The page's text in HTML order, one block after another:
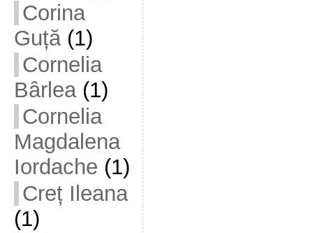
Corina
Guță(1)
Cornelia
Bârlea(1)
Cornelia
Magdalena
Iordache (1)
Creț Ileana
(1)